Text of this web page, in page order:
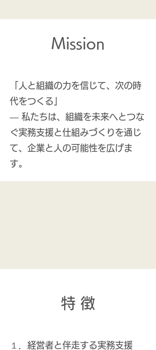
Mission
「人と組織の力を信じて、次の時
代をつくる」
― 私たちは、組織を未来へとつな
ぐ実務支援と仕組みづくりを通じ
て、企業と人の可能性を広げま
す。
​特 徴
１．経営者と伴走する実務支援